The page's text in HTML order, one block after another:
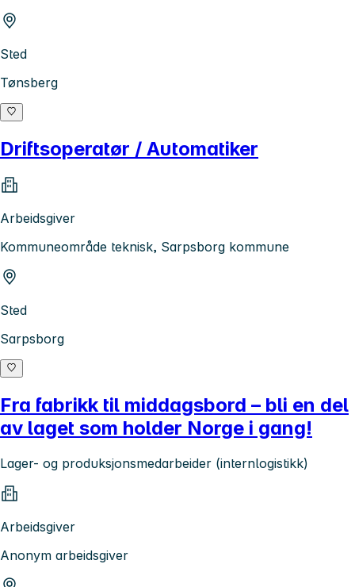
Sted
Tønsberg
Driftsoperatør / Automatiker
Arbeidsgiver
Kommuneområde teknisk, Sarpsborg kommune
Sted
Sarpsborg
Fra fabrikk til middagsbord – bli en del
av laget som holder Norge i gang!
Lager- og produksjonsmedarbeider (internlogistikk)
Arbeidsgiver
Anonym arbeidsgiver